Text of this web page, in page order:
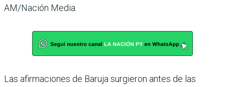
AM/Nación Media.
Las afirmaciones de Baruja surgieron antes de las